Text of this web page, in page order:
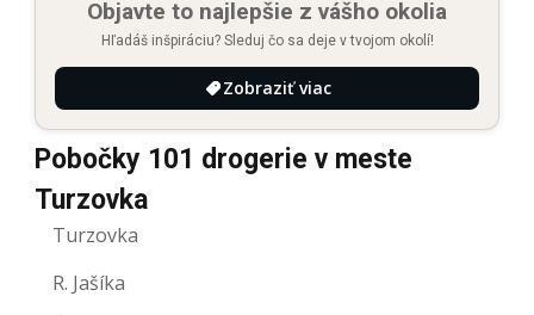
Objavte to najlepšie z vášho okolia
Hľadáš inšpiráciu? Sleduj čo sa deje v tvojom okolí!
Zobraziť viac
Pobočky 101 drogerie v meste
Turzovka
Turzovka
R. Jašíka